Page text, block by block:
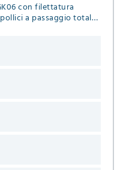
con filettatura
a passaggio totale,